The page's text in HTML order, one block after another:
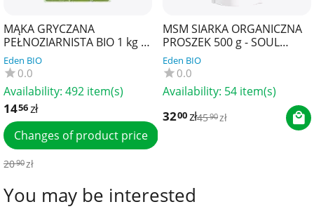
MĄKA GRYCZANA
PEŁNOZIARNISTA BIO 1 kg -
BIO PLANET
Eden BIO
0.0
Availability: 492 item(s)
1456zł
Changes of product price
2090zł
MSM SIARKA ORGANICZNA
PROSZEK 500 g - SOUL
FARM
Eden BIO
0.0
Availability: 54 item(s)
3200zł4590zł
You may be interested